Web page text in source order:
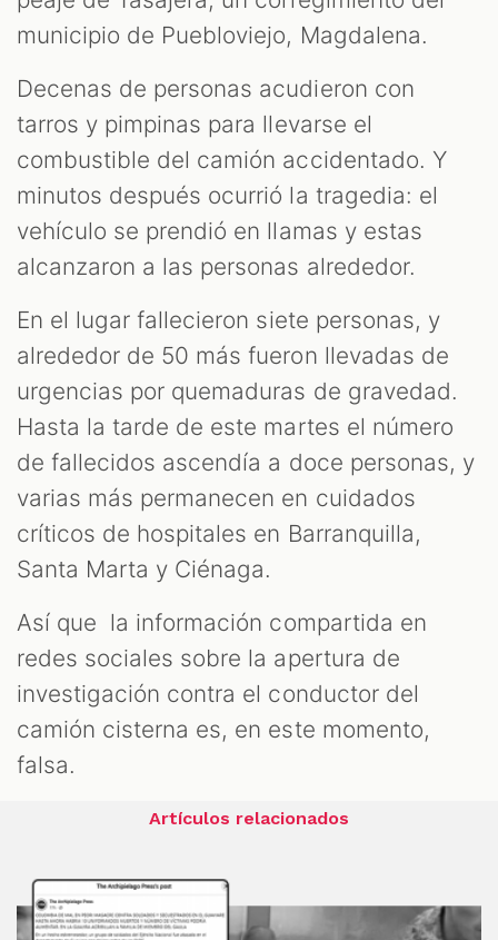
municipio de Puebloviejo, Magdalena.
Decenas de personas acudieron con
tarros y pimpinas para llevarse el
combustible del camión accidentado. Y
minutos después ocurrió la tragedia: el
vehículo se prendió en llamas y estas
alcanzaron a las personas alrededor.
En el lugar fallecieron siete personas, y
alrededor de 50 más fueron llevadas de
urgencias por quemaduras de gravedad.
Hasta la tarde de este martes el número
de fallecidos ascendía a doce personas, y
varias más permanecen en cuidados
críticos de hospitales en Barranquilla,
Santa Marta y Ciénaga.
Así que la información compartida en
redes sociales sobre la apertura de
investigación contra el conductor del
camión cisterna es, en este momento,
falsa.
Artículos relacionados